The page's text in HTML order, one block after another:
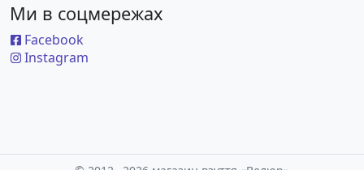
Ми в соцмережах
Facebook
Instagram